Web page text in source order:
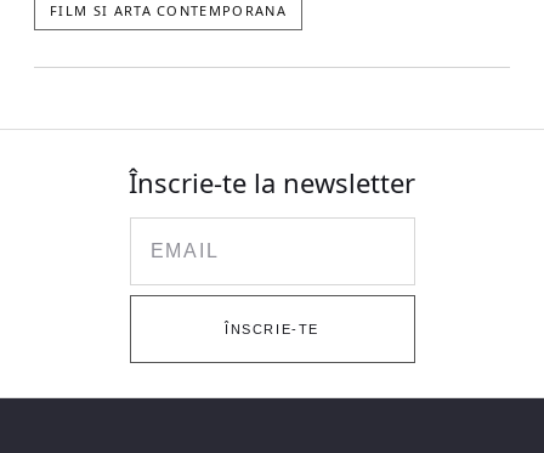
FILM SI ARTA CONTEMPORANA
Înscrie-te la newsletter
ÎNSCRIE-TE